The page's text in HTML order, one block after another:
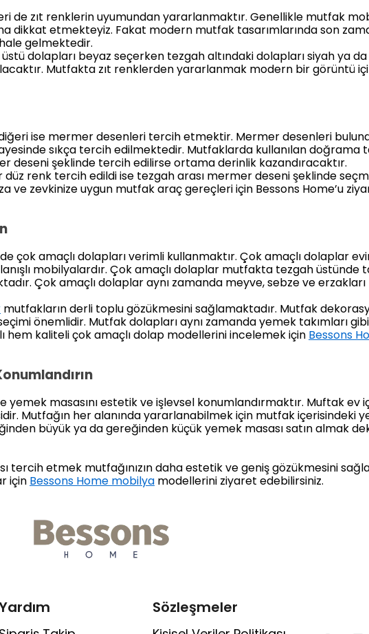
de zıt renklerin uyumundan yararlanmaktır. Genellikle mutfak
dikkat etmekteyiz. Fakat modern mutfak tasarımlarında son
gelmektedir.
dolapları beyaz seçerken tezgah altındaki dolapları siyah ya
Mutfakta zıt renklerden yararlanmak modern bir görüntü
ise mermer desenleri tercih etmektir. Mermer desenleri
sıkça tercih edilmektedir. Mutfaklarda kullanılan doğrama
deseni şeklinde tercih edilirse ortama derinlik kazandıracaktır.
renk tercih edildi ise tezgah arası mermer deseni şeklinde
ve zevkinize uygun mutfak araç gereçleri için Bessons Home’u
çok amaçlı dolapları verimli kullanmaktır. Çok amaçlı dolaplar
mobilyalardır. Çok amaçlı dolaplar mutfakta tezgah üstünde
Çok amaçlı dolaplar aynı zamanda meyve, sebze ve
mutfakların derli toplu gözükmesini sağlamaktadır. Mutfak
önemlidir. Mutfak dolapları aynı zamanda yemek takımları
hem kaliteli çok amaçlı dolap modellerini incelemek için Bessons
yemek masasını estetik ve işlevsel konumlandırmaktır. Muftak ev
Mutfağın her alanında yararlanabilmek için mutfak içerisindeki
büyük ya da gereğinden küçük yemek masası satın almak
tercih etmek mutfağınızın daha estetik ve geniş gözükmesini
için Bessons Home mobilya modellerini ziyaret edebilirsiniz.
Sözleşmeler